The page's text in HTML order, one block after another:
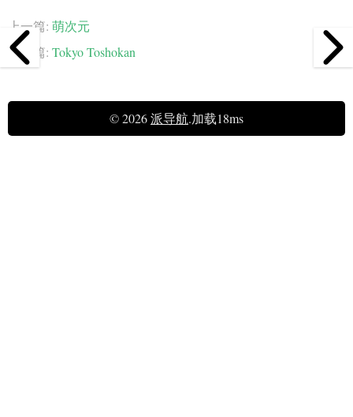
上一篇: 萌次元
下一篇: Tokyo Toshokan
© 2026派导航.加载18ms